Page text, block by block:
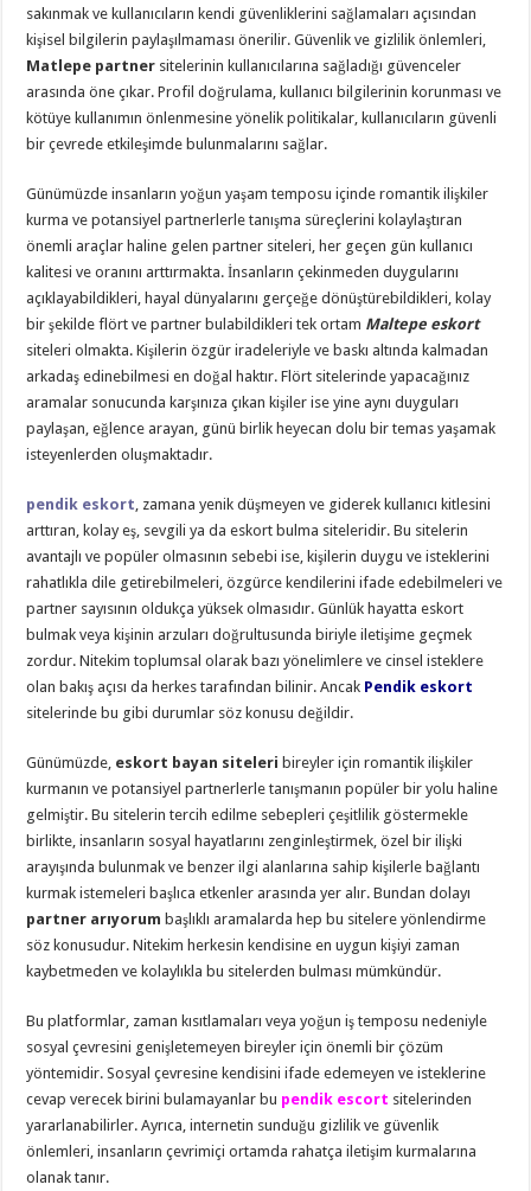
sakınmak ve kullanıcıların kendi güvenliklerini sağlamaları açısından
kişisel bilgilerin paylaşılmaması önerilir. Güvenlik ve gizlilik önlemleri,
Matlepe partner sitelerinin kullanıcılarına sağladığı güvenceler
arasında öne çıkar. Profil doğrulama, kullanıcı bilgilerinin korunması ve
kötüye kullanımın önlenmesine yönelik politikalar, kullanıcıların güvenli
bir çevrede etkileşimde bulunmalarını sağlar.
Günümüzde insanların yoğun yaşam temposu içinde romantik ilişkiler
kurma ve potansiyel partnerlerle tanışma süreçlerini kolaylaştıran
önemli araçlar haline gelen partner siteleri, her geçen gün kullanıcı
kalitesi ve oranını arttırmakta. İnsanların çekinmeden duygularını
açıklayabildikleri, hayal dünyalarını gerçeğe dönüştürebildikleri, kolay
bir şekilde flört ve partner bulabildikleri tek ortam Maltepe eskort
siteleri olmakta. Kişilerin özgür iradeleriyle ve baskı altında kalmadan
arkadaş edinebilmesi en doğal haktır. Flört sitelerinde yapacağınız
aramalar sonucunda karşınıza çıkan kişiler ise yine aynı duyguları
paylaşan, eğlence arayan, günü birlik heyecan dolu bir temas yaşamak
isteyenlerden oluşmaktadır.
pendik eskort , zamana yenik düşmeyen ve giderek kullanıcı kitlesini
arttıran, kolay eş, sevgili ya da eskort bulma siteleridir. Bu sitelerin
avantajlı ve popüler olmasının sebebi ise, kişilerin duygu ve isteklerini
rahatlıkla dile getirebilmeleri, özgürce kendilerini ifade edebilmeleri ve
partner sayısının oldukça yüksek olmasıdır. Günlük hayatta eskort
bulmak veya kişinin arzuları doğrultusunda biriyle iletişime geçmek
zordur. Nitekim toplumsal olarak bazı yönelimlere ve cinsel isteklere
olan bakış açısı da herkes tarafından bilinir. Ancak Pendik eskort
sitelerinde bu gibi durumlar söz konusu değildir.
Günümüzde, eskort bayan siteleri bireyler için romantik ilişkiler
kurmanın ve potansiyel partnerlerle tanışmanın popüler bir yolu haline
gelmiştir. Bu sitelerin tercih edilme sebepleri çeşitlilik göstermekle
birlikte, insanların sosyal hayatlarını zenginleştirmek, özel bir ilişki
arayışında bulunmak ve benzer ilgi alanlarına sahip kişilerle bağlantı
kurmak istemeleri başlıca etkenler arasında yer alır. Bundan dolayı
partner arıyorum başlıklı aramalarda hep bu sitelere yönlendirme
söz konusudur. Nitekim herkesin kendisine en uygun kişiyi zaman
kaybetmeden ve kolaylıkla bu sitelerden bulması mümkündür.
Bu platformlar, zaman kısıtlamaları veya yoğun iş temposu nedeniyle
sosyal çevresini genişletemeyen bireyler için önemli bir çözüm
yöntemidir. Sosyal çevresine kendisini ifade edemeyen ve isteklerine
cevap verecek birini bulamayanlar bu pendik escort sitelerinden
yararlanabilirler. Ayrıca, internetin sunduğu gizlilik ve güvenlik
önlemleri, insanların çevrimiçi ortamda rahatça iletişim kurmalarına
olanak tanır.